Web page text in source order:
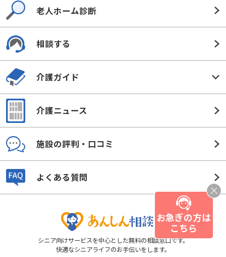
老人ホーム診断
相談する
介護ガイド
介護ニュース
施設の評判・口コミ
よくある質問
シニア向けサービスを中心とした無料の相談窓口です。
快適なシニアライフのお手伝いをします。
お急ぎの方は
こちら